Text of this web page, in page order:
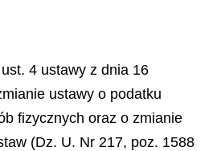
4 ustawy z dnia 16
ustawy o podatku
fizycznych oraz o zmianie
(Dz. U. Nr 217, poz. 1588